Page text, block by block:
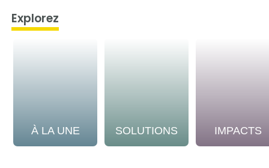
Explorez
À LA UNE SOLUTIONS IMPACTS